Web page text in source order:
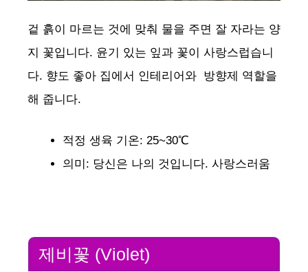
겉 흙이 마르는 것에 맞춰 물을 주면 잘 자라는 양
지 꽃입니다. 윤기 있는 잎과 꽃이 사랑스럽습니
다. 향도 좋아 집에서 인테리어와 방향제 역할을
해 줍니다.
적정 생육 기온: 25~30℃
의미: 당신은 나의 것입니다. 사랑스러움
제비꽃 (Violet)